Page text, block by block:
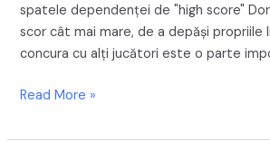
spatele dependenței de "high score"
scor cât mai mare, de a depăși propriile
concura cu alți jucători este o parte
Read More »